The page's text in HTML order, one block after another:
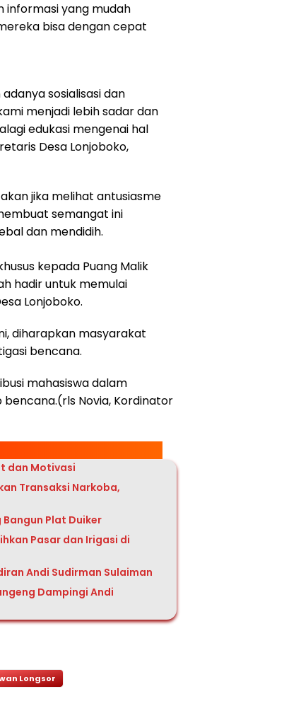
yang mudah
bisa dengan cepat
sosialisasi dan
menjadi lebih sadar dan
edukasi mengenai hal
Desa Lonjoboko,
jika melihat antusiasme
semangat ini
dan mendidih.
kepada Puang Malik
hadir untuk memulai
Lonjoboko.
diharapkan masyarakat
bencana.
mahasiswa dalam
Novia, Kordinator
dan Motivasi
Transaksi Narkoba,
Plat Duiker
Pasar dan Irigasi di
Andi Sudirman Sulaiman
Dampingi Andi
Longsor